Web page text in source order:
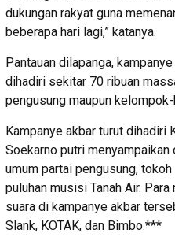
dukungan rakyat guna
beberapa hari lagi,” katanya.
Pantauan dilapanga,
dihadiri sekitar 70 ribuan
pengusung maupun
Kampanye akbar turut dihadiri
Soekarno putri
umum partai pengusung,
puluhan musisi Tanah Air.
suara di kampanye akbar
Slank, KOTAK, dan Bimbo.***